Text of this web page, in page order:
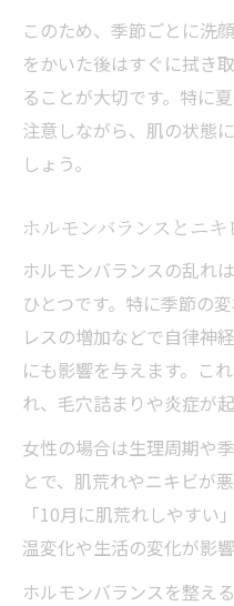
このため、季節ごとに洗
をかいた後はすぐに拭き
ることが大切です。特に
注意しながら、肌の状態
しょう。
ホルモンバランスとニ
ホルモンバランスの乱れ
ひとつです。特に季節の
レスの増加などで自律神
にも影響を与えます。こ
れ、毛穴詰まりや炎症が
女性の場合は生理周期や
とで、肌荒れやニキビが
「10月に肌荒れしやすい
温変化や生活の変化が影
ホルモンバランスを整え